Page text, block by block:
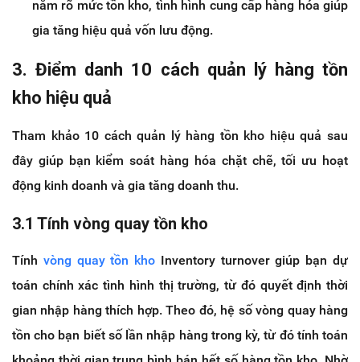
nắm rõ mức tồn kho, tình hình cung cấp hàng hóa giúp
gia tăng hiệu quả vốn lưu động.
3.Điểm danh 10 cách quản lý hàng tồn
kho hiệu quả
Tham khảo 10 cách quản lý hàng tồn kho hiệu quả sau
đây giúp bạn kiểm soát hàng hóa chặt chẽ, tối ưu hoạt
động kinh doanh và gia tăng doanh thu.
3.1 Tính vòng quay tồn kho
Tính vòng quay tồn kho Inventory turnover giúp bạn dự
toán chính xác tình hình thị trường, từ đó quyết định thời
gian nhập hàng thích hợp. Theo đó, hệ số vòng quay hàng
tồn cho bạn biết số lần nhập hàng trong kỳ, từ đó tính toán